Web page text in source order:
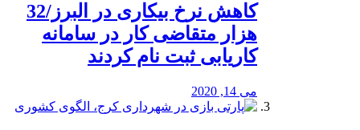
کاهش نرخ بیکاری در البرز/32
هزار متقاضی کار در سامانه
کاریابی ثبت نام کردند
می 14, 2020